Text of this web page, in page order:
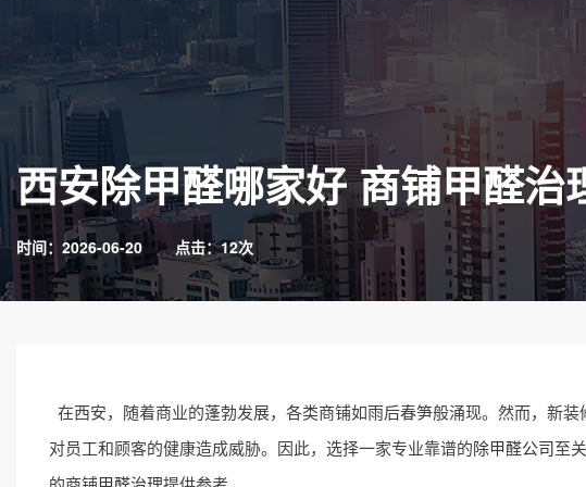
西安除甲醛哪家好 商铺甲醛治
时间：2026-06-20 点击：12次
在西安，随着商业的蓬勃发展，各类商铺如雨后春笋般涌现。然而，新
对员工和顾客的健康造成威胁。因此，选择一家专业靠谱的除甲醛公司至